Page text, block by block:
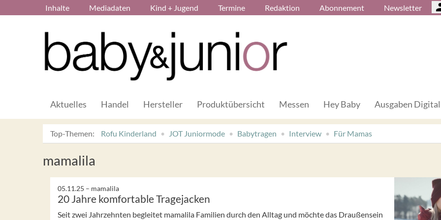
Inhalte Mediadaten Kind + Jugend Termine Redaktion Abonnement Newsletter
Aktuelles Handel Hersteller Produktübersicht Messen Hey Baby Ausgaben Digital
Top-Themen: Rofu Kinderland JOT Juniormode Babytragen Interview Für Mamas
mamalila
05.11.25 – mamalila
20 Jahre komfortable Tragejacken
Seit zwei Jahrzehnten begleitet mamalila Familien durch den Alltag und möchte das Draußensein